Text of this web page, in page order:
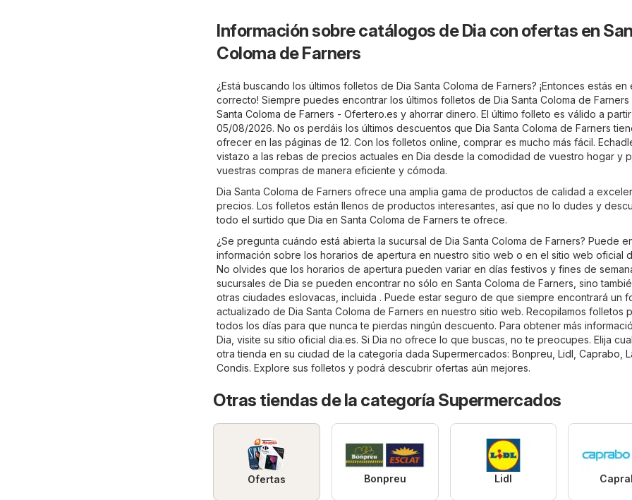
Información sobre catálogos de Dia con ofertas en
Coloma de Farners
¿Está buscando los últimos folletos de Dia Santa Coloma de Farners? ¡Entonces estás en
correcto! Siempre puedes encontrar los últimos folletos de Dia Santa Coloma de Farners
Santa Coloma de Farners - Ofertero.es y ahorrar dinero. El último folleto es válido a
05/08/2026. No os perdáis los últimos descuentos que Dia Santa Coloma de Farners
ofrecer en las páginas de 12. Con los folletos online, comprar es mucho más fácil.
vistazo a las rebas de precios actuales en Dia desde la comodidad de vuestro hogar y
vuestras compras de manera eficiente y cómoda.
Dia Santa Coloma de Farners ofrece una amplia gama de productos de calidad a
precios. Los folletos están llenos de productos interesantes, así que no lo dudes y
todo el surtido que Dia en Santa Coloma de Farners te ofrece.
¿Se pregunta cuándo está abierta la sucursal de Dia Santa Coloma de Farners? Puede
información sobre los horarios de apertura en nuestro sitio web o en el sitio web oficial
No olvides que los horarios de apertura pueden variar en días festivos y fines de
sucursales de Dia se pueden encontrar no sólo en Santa Coloma de Farners, sino
otras ciudades eslovacas, incluida . Puede estar seguro de que siempre encontrará un
actualizado de Dia Santa Coloma de Farners en nuestro sitio web. Recopilamos folletos
todos los días para que nunca te pierdas ningún descuento. Para obtener más
Dia, visite su sitio oficial dia.es. Si Dia no ofrece lo que buscas, no te preocupes. Elija
otra tienda en su ciudad de la categoría dada Supermercados: Bonpreu, Lidl , Caprabo,
Condis. Explore sus folletos y podrá descubrir ofertas aún mejores.
Otras tiendas de la categoría Supermercados
Ofertas Bonpreu Lidl